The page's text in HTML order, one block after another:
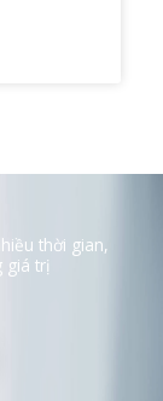
thời gian,
giá trị